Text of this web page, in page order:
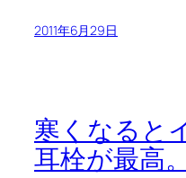
2011年6月29日
寒くなると
耳栓が最高。